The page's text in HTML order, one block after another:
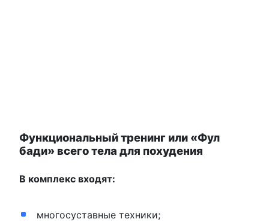
Функциональный тренинг или «Фул
бади» всего тела для похудения
В комплекс входят:
многосуставные техники;